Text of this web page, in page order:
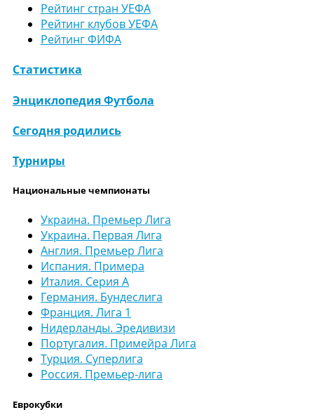
Рейтинг стран УЕФА
Рейтинг клубов УЕФА
Рейтинг ФИФА
Статистика
Энциклопедия Футбола
Сегодня родились
Турниры
Национальные чемпионаты
Украина. Премьер Лига
Украина. Первая Лига
Англия. Премьер Лига
Испания. Примера
Италия. Серия А
Германия. Бундеслига
Франция. Лига 1
Нидерланды. Эредивизи
Португалия. Примейра Лига
Турция. Суперлига
Россия. Премьер-лига
Еврокубки